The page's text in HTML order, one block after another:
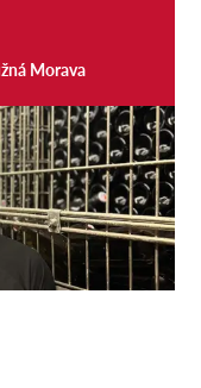
Morava